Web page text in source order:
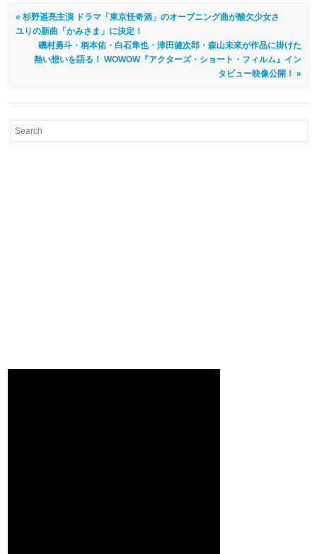
« 杉野遥亮主演 ドラマ「東京怪奇酒」のオープニング曲が酸欠少女さ
ユりの新曲「かみさま」に決定！
磯村勇斗・柄本佑・白石隼也・津田健次郎・森山未來が作品に掛けた
熱い想いを語る！ WOWOW『アクターズ・ショート・フィルム』イン
タビュー映像公開！ »